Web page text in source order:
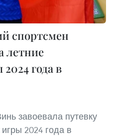
спортсмен
летние
года в
завоевала путевку
2024 года в